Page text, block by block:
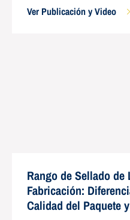
Ver Publicación y Video
Rango de Sellado
Fabricación:
Calidad del Paquete